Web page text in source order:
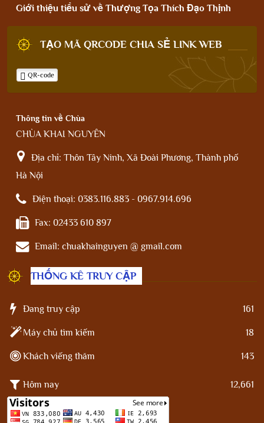
Giới thiệu tiểu sử về Thượng Tọa Thích Đạo Thịnh
TẠO MÃ QRCODE CHIA SẺ LINK WEB
QR-code
Thông tin về Chùa
CHÙA KHAI NGUYÊN
Địa chỉ: Thôn Tây Ninh, Xã Đoài Phương, Thành phố
Hà Nội
Điện thoại: 0383.116.883 - 0967.914.696
Fax: 02433 610 897
Email: chuakhainguyen @ gmail.com
THỐNG KÊ TRUY CẬP
Đang truy cập 161
Máy chủ tìm kiếm 18
Khách viếng thăm 143
Hôm nay 12,661